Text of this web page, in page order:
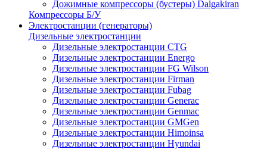
Дожимные компрессоры (бустеры) Dalgakiran
Компрессоры Б/У
Электростанции (генераторы)
Дизельные электростанции
Дизельные электростанции CTG
Дизельные электростанции Energo
Дизельные электростанции FG Wilson
Дизельные электростанции Firman
Дизельные электростанции Fubag
Дизельные электростанции Generac
Дизельные электростанции Genmac
Дизельные электростанции GMGen
Дизельные электростанции Himoinsa
Дизельные электростанции Hyundai